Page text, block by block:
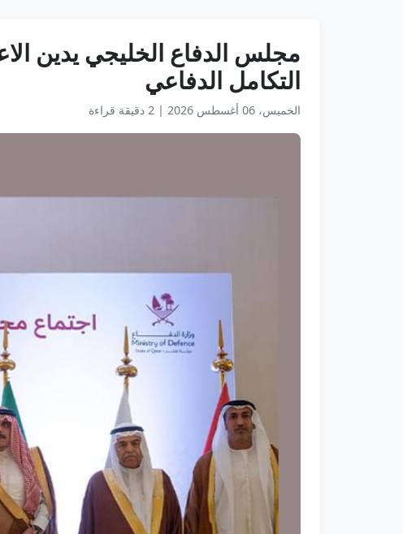
مجلس الدفاع الخليجي يدين
التكامل الدفاعي
الخميس، 06 أغسطس 2026 | 2 دقيقة قراءة